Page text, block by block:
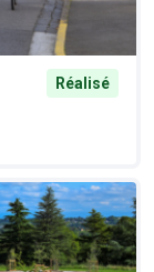
Réalisé